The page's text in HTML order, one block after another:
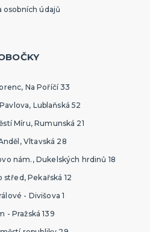
osobních údajů
Na Poříčí 33
Lublaňská 52
Míru, Rumunská 21
Vltavská 28
nám., Dukelských hrdinů 18
střed, Pekařská 12
- Divišova 1
- Pražská 139